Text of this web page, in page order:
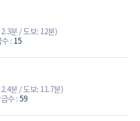
분 / 도보: 12분)
: 15
분 / 도보: 11.7분)
수 :59